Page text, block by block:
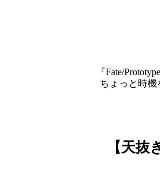
『Fate/
ちょっと時
【天抜